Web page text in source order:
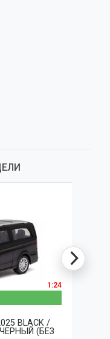
1:24
BLACK /
(БЕЗ